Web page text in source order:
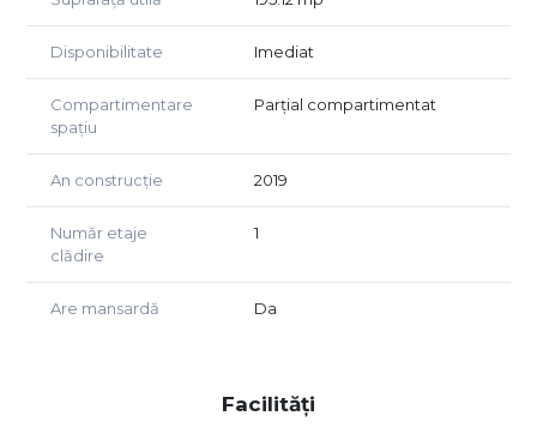
Disponibilitate Imediat
Compartimentare
spațiu
Parțial compartimentat
An construcție 2019
Număr etaje
clădire
1
Are mansardă Da
Facilități